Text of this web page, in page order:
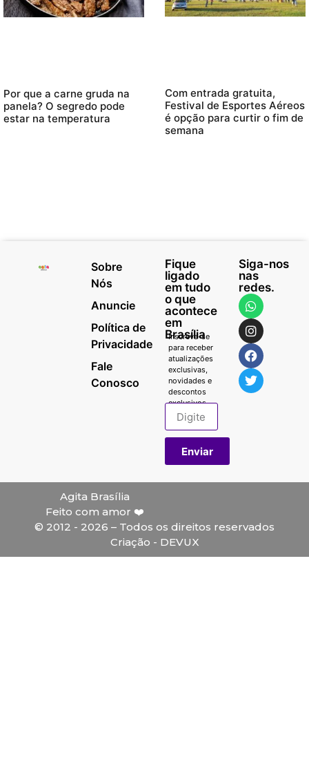
Por que a carne gruda na
panela? O segredo pode
estar na temperatura
Com entrada gratuita,
Festival de Esportes Aéreos
é opção para curtir o fim de
semana
Sobre
Nós
Anuncie
Política de
Privacidade
Fale
Conosco
Fique
ligado
em tudo
o que
acontece
em
Brasília
Inscreva-se
para receber
atualizações
exclusivas,
novidades e
descontos
exclusivos.
Enviar
Siga-nos
nas
redes.
Agita Brasília
Feito com amor ❤️
© 2012 - 2026 – Todos os direitos reservados
Criação - DEVUX